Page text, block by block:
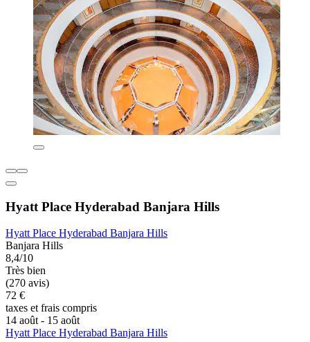
Hyatt Place Hyderabad Banjara Hills
Hyatt Place Hyderabad Banjara Hills
Banjara Hills
8,4/10
Très bien
(270 avis)
72 €
taxes et frais compris
14 août - 15 août
Hyatt Place Hyderabad Banjara Hills